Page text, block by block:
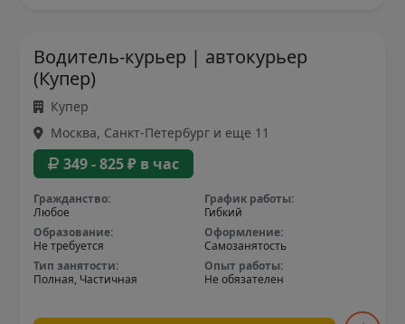
Водитель-курьер | автокурьер
(Купер)
Купер
Москва, Санкт-Петербург и еще 11
349 - 825 ₽ в час
Гражданство:
Любое
График работы:
Гибкий
Образование:
Не требуется
Оформление:
Самозанятость
Тип занятости:
Полная, Частичная
Опыт работы:
Не обязателен